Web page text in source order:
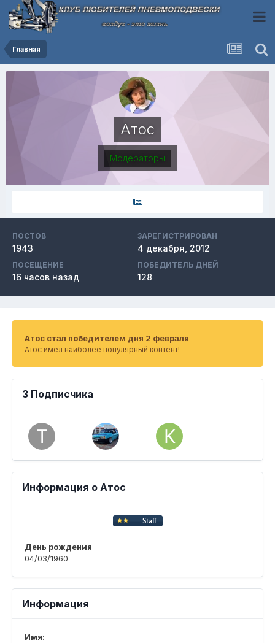
Главная
Атос
Модераторы
ПОСТОВ
1943
ЗАРЕГИСТРИРОВАН
4 декабря, 2012
ПОСЕЩЕНИЕ
16 часов назад
ПОБЕДИТЕЛЬ ДНЕЙ
128
Атос стал победителем дня 2 февраля
Атос имел наиболее популярный контент!
3 Подписчика
Информация о Атос
День рождения
04/03/1960
Информация
Имя: